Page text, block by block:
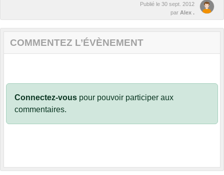
Publié le 30 sept. 2012
par Alex .
COMMENTEZ L’ÉVÈNEMENT
Connectez-vous pour pouvoir participer aux
commentaires.